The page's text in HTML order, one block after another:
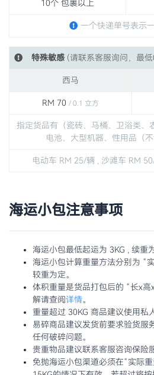
10个 包裹以上
一个快递单号表示
特殊敏感 (请联系客服询问，最
西马
RM 70 / 0.1 立方
指定货品有（瓷砖、马桶、卫浴类、
电池、大型机器、性用品（不
电动车 RM 25/辆 , 沙滩车 RM
海运小包注意事项
海运小包最低起运为 3KG , 续重为
海运小包计算重量方法分别为 “
较重为定。
体积重量是货品打包后的 “长x
解请查阅详情。
重量超过 30KG 商品建议使用私
易碎商品建议发货前要求验货服
任何破碎问题。
贵重物品建议联系客服咨询保险
免抛海运小包渠道必须在“实际